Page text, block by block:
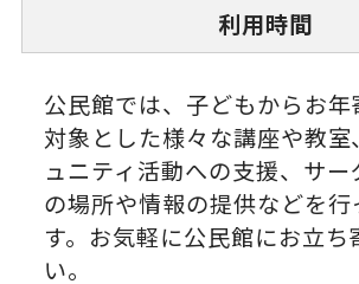
利用時間
公民館では、子どもからお年
対象とした様々な講座や教室
ュニティ活動への支援、サー
の場所や情報の提供などを行
す。お気軽に公民館にお立ち
い。